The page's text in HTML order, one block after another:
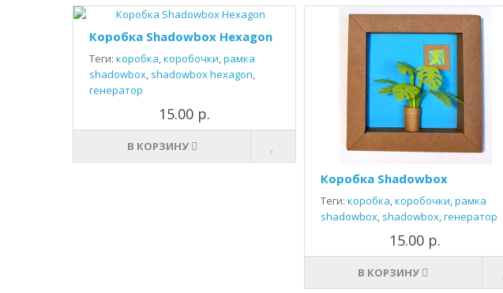
Коробка Shadowbox Hexagon
Теги: коробка,коробочки,рамка
shadowbox, shadowbox hexagon,
генератор
15.00 р.
В КОРЗИНУ
Коробка Shadowbox
Теги: коробка,коробочки,рамка
shadowbox, shadowbox,генератор
15.00 р.
В КОРЗИНУ